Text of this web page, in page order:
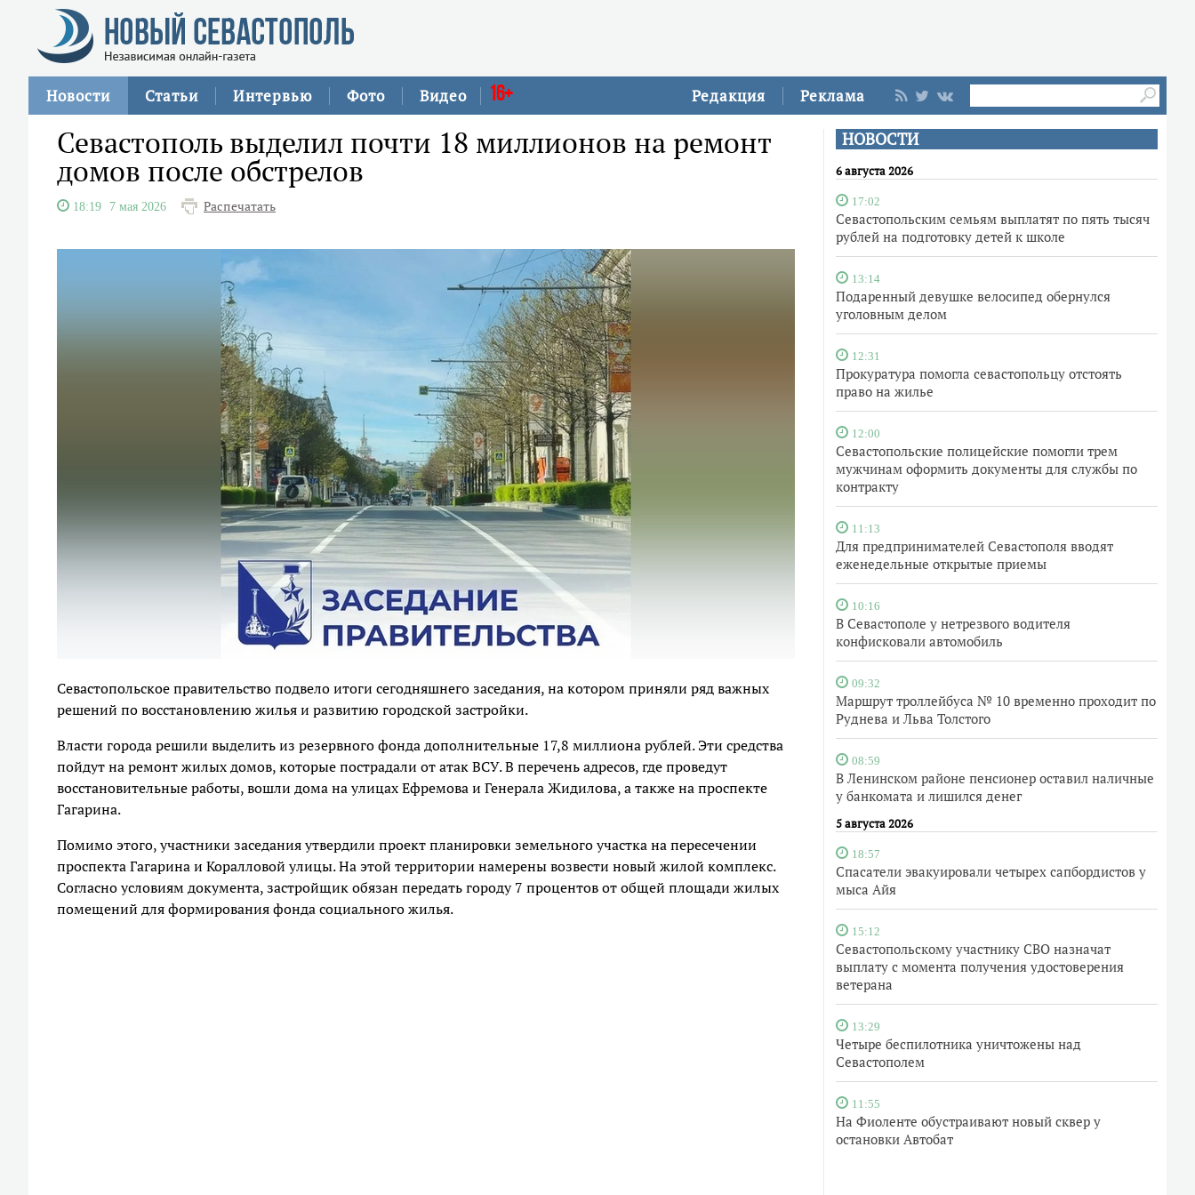
Редакция Реклама
Новости Статьи Интервью Фото Видео 16+
НОВОСТИ
6 августа 2026
17:02
Севастопольским семьям выплатят по пять тысяч
рублей на подготовку детей к школе
13:14
Подаренный девушке велосипед обернулся
уголовным делом
12:31
Прокуратура помогла севастопольцу отстоять
право на жилье
12:00
Севастопольские полицейские помогли трем
мужчинам оформить документы для службы по
контракту
11:13
Для предпринимателей Севастополя вводят
еженедельные открытые приемы
10:16
В Севастополе у нетрезвого водителя
конфисковали автомобиль
09:32
Маршрут троллейбуса № 10 временно проходит по
Руднева и Льва Толстого
08:59
В Ленинском районе пенсионер оставил наличные
у банкомата и лишился денег
5 августа 2026
18:57
Спасатели эвакуировали четырех сапбордистов у
мыса Айя
15:12
Севастопольскому участнику СВО назначат
выплату с момента получения удостоверения
ветерана
13:29
Четыре беспилотника уничтожены над
Севастополем
11:55
На Фиоленте обустраивают новый сквер у
остановки Автобат
Севастополь выделил почти 18 миллионов на ремонт
домов после обстрелов
18:19 7 мая 2026 Распечатать
Севастопольское правительство подвело итоги сегодняшнего заседания, на котором приняли ряд важных
решений по восстановлению жилья и развитию городской застройки.
Власти города решили выделить из резервного фонда дополнительные 17,8 миллиона рублей. Эти средства
пойдут на ремонт жилых домов, которые пострадали от атак ВСУ. В перечень адресов, где проведут
восстановительные работы, вошли дома на улицах Ефремова и Генерала Жидилова, а также на проспекте
Гагарина.
Помимо этого, участники заседания утвердили проект планировки земельного участка на пересечении
проспекта Гагарина и Коралловой улицы. На этой территории намерены возвести новый жилой комплекс.
Согласно условиям документа, застройщик обязан передать городу 7 процентов от общей площади жилых
помещений для формирования фонда социального жилья.